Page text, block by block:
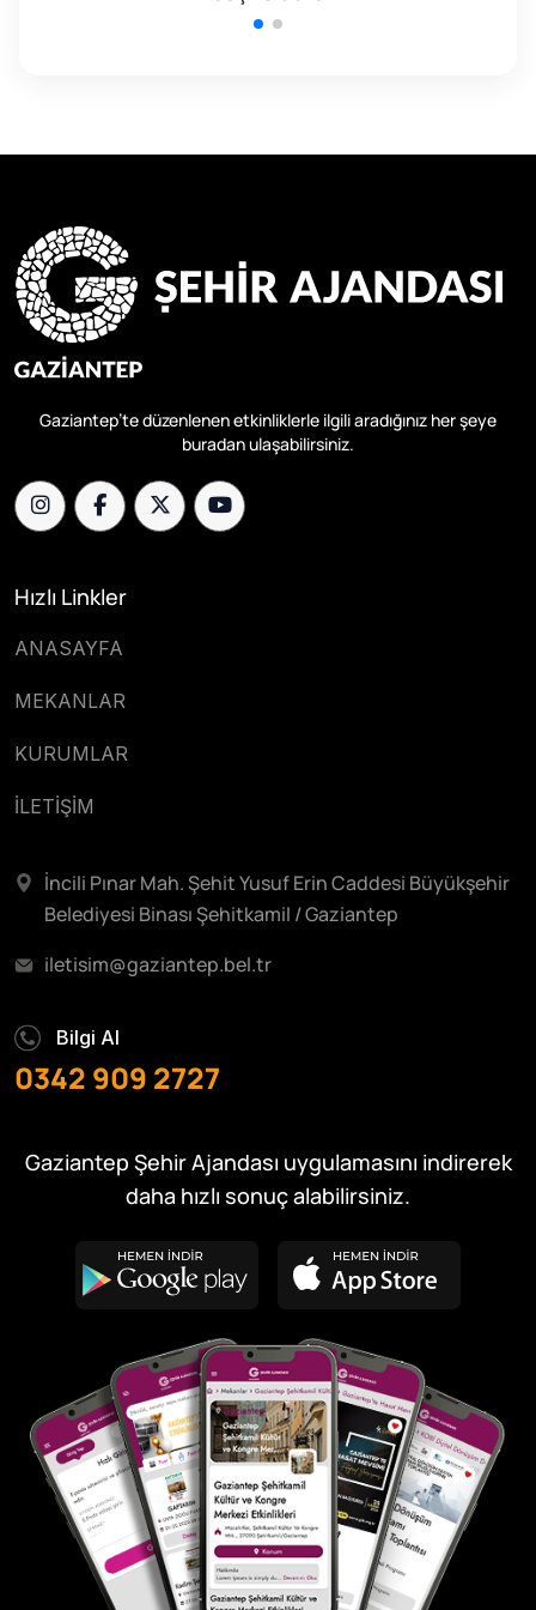
Gaziantep’te düzenlenen etkinliklerle ilgili aradığınız her şeye
buradan ulaşabilirsiniz.
Hızlı Linkler
ANASAYFA
MEKANLAR
KURUMLAR
İLETİŞİM
İncili Pınar Mah. Şehit Yusuf Erin Caddesi Büyükşehir
Belediyesi Binası Şehitkamil / Gaziantep
iletisim@gaziantep.bel.tr
Bilgi Al
0342 909 2727
Gaziantep Şehir Ajandası uygulamasını indirerek
daha hızlı sonuç alabilirsiniz.